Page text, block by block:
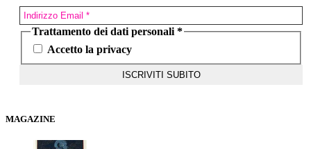
Trattamento dei dati personali *
Accetto la privacy
MAGAZINE